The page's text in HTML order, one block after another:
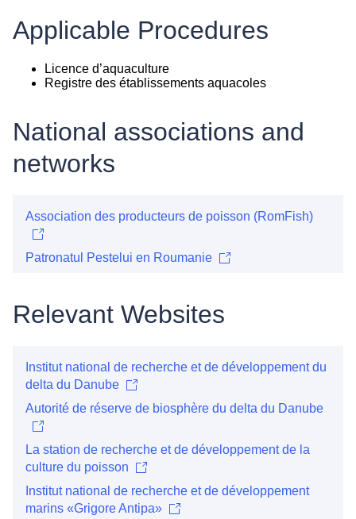
Applicable Procedures
Licence d’aquaculture
Registre des établissements aquacoles
National associations and
networks
Association des producteurs de poisson (RomFish)
Patronatul Pestelui en Roumanie
Relevant Websites
Institut national de recherche et de développement du
delta du Danube
Autorité de réserve de biosphère du delta du Danube
La station de recherche et de développement de la
culture du poisson
Institut national de recherche et de développement
marins «Grigore Antipa»